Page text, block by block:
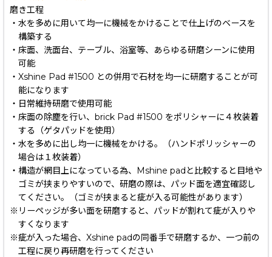
磨き工程
・水を多めに用いて均一に機械をかけることで仕上げのベースを
構築する
・床面、洗面台、テーブル、浴室等、あらゆる研磨シーンに使用
可能
・Xshine Pad #1500 との併用で石材を均一に研磨することが可
能になります
・日常維持研磨で使用可能
・床面の除塵を行い、brick Pad #1500 をポリシャーに４枚装着
する（ゲタパッドを使用）
・水を多めに出し均一に機械をかける。（ハンドポリッシャーの
場合は１枚装着）
・構造が網目上になっている為、Mshine padと比較すると目地や
ゴミが挟まりやすいので、研磨の際は、パッド面を適宜確認し
てください。（ゴミが挟まると疵が入る可能性があります）
※リーペッジが多い面を研磨すると、パッドが割れて疵が入りや
すくなります
※疵が入った場合、Xshine padの同番手で研磨するか、一つ前の
工程に戻り再研磨を行ってください